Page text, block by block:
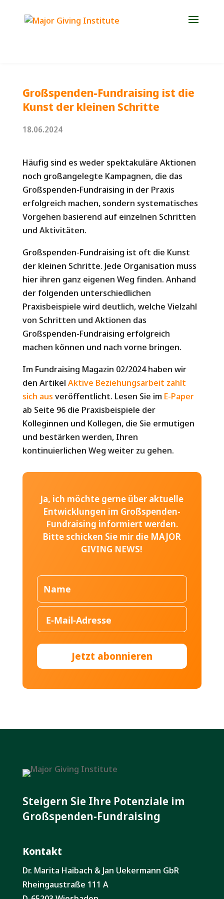
Großspenden-Fundraising ist die
Kunst der kleinen Schritte
18.06.2024
Häufig sind es weder spektakuläre Aktionen
noch großangelegte Kampagnen, die das
Großspenden-Fundraising in der Praxis
erfolgreich machen, sondern systematisches
Vorgehen basierend auf einzelnen Schritten
und Aktivitäten.
Großspenden-Fundraising ist oft die Kunst
der kleinen Schritte. Jede Organisation muss
hier ihren ganz eigenen Weg finden. Anhand
der folgenden unterschiedlichen
Praxisbeispiele wird deutlich, welche Vielzahl
von Schritten und Aktionen das
Großspenden-Fundraising erfolgreich
machen können und nach vorne bringen.
Im Fundraising Magazin 02/2024 haben wir
den Artikel Aktive Beziehungsarbeit zahlt
sich aus veröffentlicht. Lesen Sie im E-Paper
ab Seite 96 die Praxisbeispiele der
Kolleginnen und Kollegen, die Sie ermutigen
und bestärken werden, Ihren
kontinuierlichen Weg weiter zu gehen.
Ja, ich möchte gerne über aktuelle
Entwicklungen im Großspenden-
Fundraising informiert werden.
Bitte schicken Sie mir die MAJOR
GIVING NEWS!
Jetzt abonnieren
Steigern Sie Ihre Potenziale im
Großspenden-Fundraising
Kontakt
Dr. Marita Haibach & Jan Uekermann GbR
Rheingaustraße 111 A